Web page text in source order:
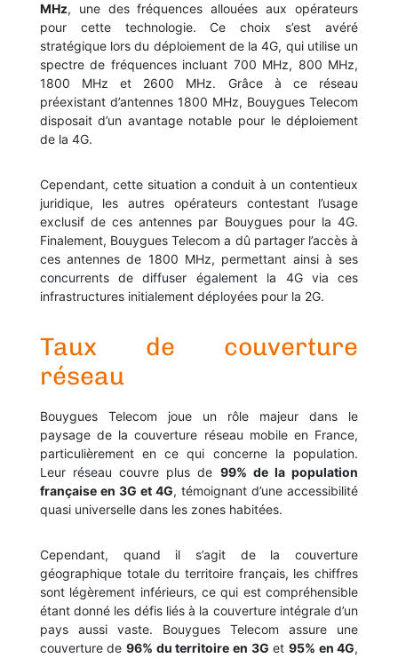
MHz, une des fréquences allouées aux opérateurs
pour cette technologie. Ce choix s’est avéré
stratégique lors du déploiement de la 4G, qui utilise un
spectre de fréquences incluant 700 MHz, 800 MHz,
1800 MHz et 2600 MHz. Grâce à ce réseau
préexistant d’antennes 1800 MHz, Bouygues Telecom
disposait d’un avantage notable pour le déploiement
de la 4G.
Cependant, cette situation a conduit à un contentieux
juridique, les autres opérateurs contestant l’usage
exclusif de ces antennes par Bouygues pour la 4G.
Finalement, Bouygues Telecom a dû partager l’accès à
ces antennes de 1800 MHz, permettant ainsi à ses
concurrents de diffuser également la 4G via ces
infrastructures initialement déployées pour la 2G.
Taux de couverture
réseau
Bouygues Telecom joue un rôle majeur dans le
paysage de la couverture réseau mobile en France,
particulièrement en ce qui concerne la population.
Leur réseau couvre plus de 99% de la population
française en 3G et 4G, témoignant d’une accessibilité
quasi universelle dans les zones habitées.
Cependant, quand il s’agit de la couverture
géographique totale du territoire français, les chiffres
sont légèrement inférieurs, ce qui est compréhensible
étant donné les défis liés à la couverture intégrale d’un
pays aussi vaste. Bouygues Telecom assure une
couverture de96% du territoire en 3G et 95% en 4G,